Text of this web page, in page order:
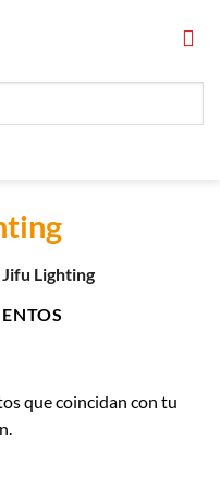
Jifu Lighting
que coincidan con tu